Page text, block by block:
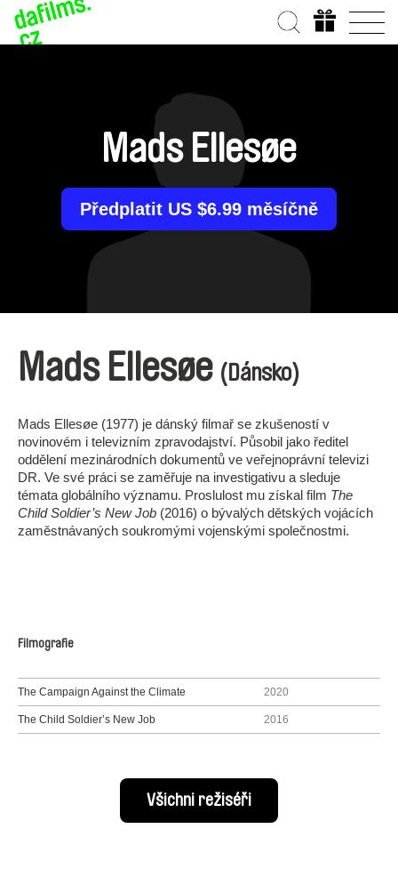
Mads Ellesøe
Předplatit US $6.99 měsíčně
Mads Ellesøe (Dánsko)
Mads Ellesøe (1977) je dánský filmař se zkušeností v
novinovém i televizním zpravodajství. Působil jako ředitel
oddělení mezinárodních dokumentů ve veřejnoprávní televizi
DR. Ve své práci se zaměřuje na investigativu a sleduje
témata globálního významu. Proslulost mu získal film The
Child Soldier’s New Job (2016) o bývalých dětských vojácích
zaměstnávaných soukromými vojenskými společnostmi.
Filmografie
The Campaign Against the Climate 2020
The Child Soldier’s New Job 2016
Všichni režiséři